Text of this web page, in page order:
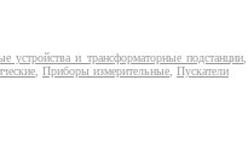
устройства и трансформаторные подстанции,
, Приборы измерительные, Пускатели